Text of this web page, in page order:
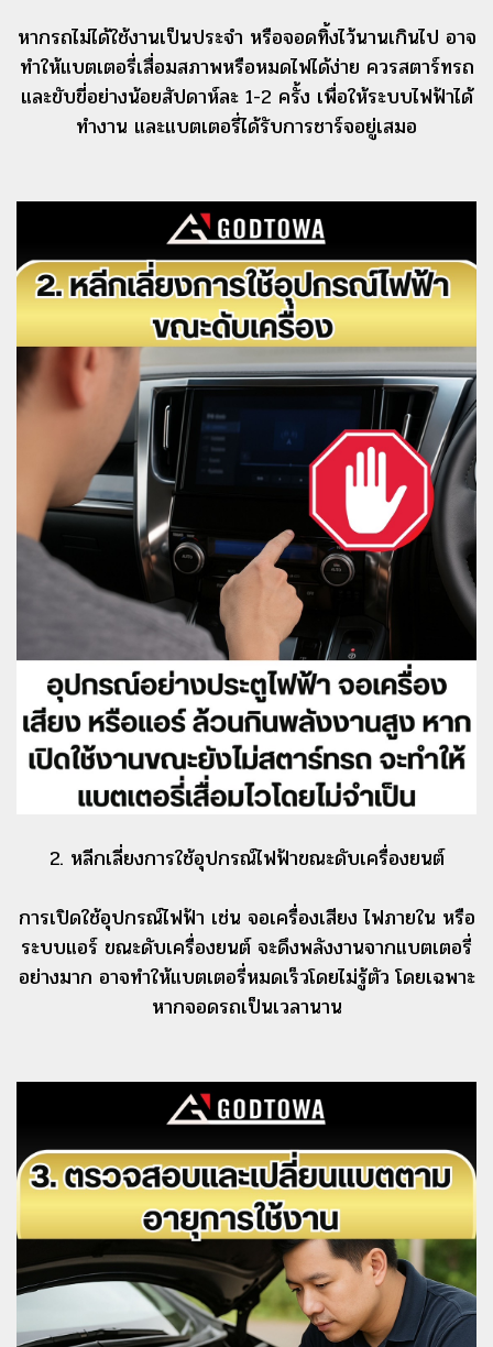
หากรถไม่ได้ใช้งานเป็นประจำ หรือจอดทิ้งไว้นานเกินไป อาจ
ทำให้แบตเตอรี่เสื่อมสภาพหรือหมดไฟได้ง่าย ควรสตาร์ทรถ
และขับขี่อย่างน้อยสัปดาห์ละ 1-2 ครั้ง เพื่อให้ระบบไฟฟ้าได้
ทำงาน และแบตเตอรี่ได้รับการชาร์จอยู่เสมอ
2. หลีกเลี่ยงการใช้อุปกรณ์ไฟฟ้าขณะดับเครื่องยนต์
การเปิดใช้อุปกรณ์ไฟฟ้า เช่น จอเครื่องเสียง ไฟภายใน หรือ
ระบบแอร์ ขณะดับเครื่องยนต์ จะดึงพลังงานจากแบตเตอรี่
อย่างมาก อาจทำให้แบตเตอรี่หมดเร็วโดยไม่รู้ตัว โดยเฉพาะ
หากจอดรถเป็นเวลานาน